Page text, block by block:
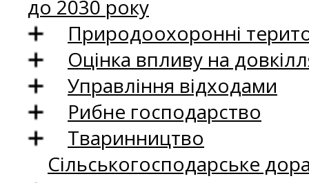
до 2030 року
Природоохоронні
Оцінка впливу на
Управління відходами
Рибне господарство
Тваринництво
Сільськогосподарське